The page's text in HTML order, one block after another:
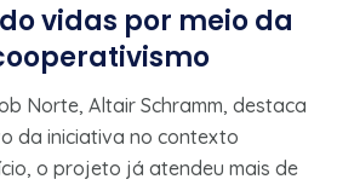
vidas por meio da
Norte, Altair Schramm, destaca
da iniciativa no contexto
o projeto já atendeu mais de